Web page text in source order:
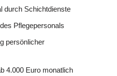
durch Schichtdienste
Pflegepersonals
persönlicher
4.000 Euro monatlich